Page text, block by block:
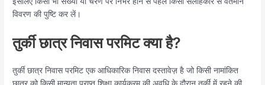
विवरण की पुष्टि कर लें।
तुर्की छात्र निवास परमिट क्या है?
तुर्की छात्र निवास परमिट एक आधिकारिक निवास दस्तावेज़ है जो किसी नामांकित